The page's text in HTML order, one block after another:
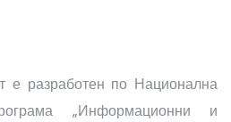
е разработен по Национална
„Информационни и